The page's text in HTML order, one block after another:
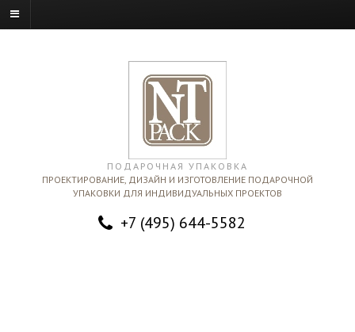
ПОДАРОЧНАЯ УПАКОВКА
ПРОЕКТИРОВАНИЕ, ДИЗАЙН И ИЗГОТОВЛЕНИЕ ПОДАРОЧНОЙ
УПАКОВКИ ДЛЯ ИНДИВИДУАЛЬНЫХ ПРОЕКТОВ
+7 (495) 644-5582